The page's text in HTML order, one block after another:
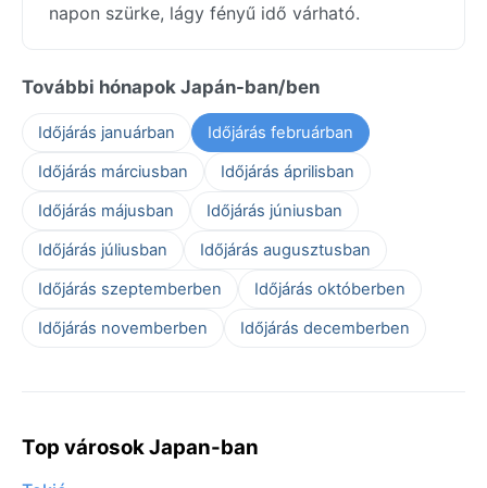
napon szürke, lágy fényű idő várható.
További hónapok Japán-ban/ben
Időjárás januárban
Időjárás februárban
Időjárás márciusban
Időjárás áprilisban
Időjárás májusban
Időjárás júniusban
Időjárás júliusban
Időjárás augusztusban
Időjárás szeptemberben
Időjárás októberben
Időjárás novemberben
Időjárás decemberben
Top városok Japan-ban